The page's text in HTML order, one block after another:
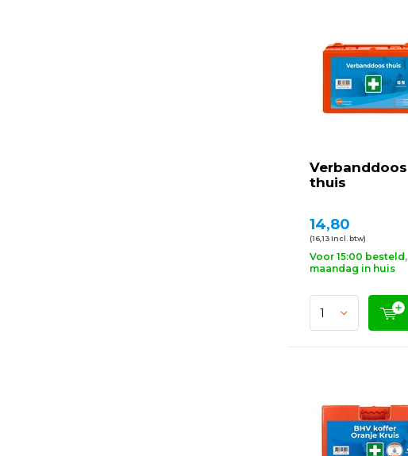
Verbanddoos
thuis
14,80
(16,13 Incl. btw)
Voor 15:00 besteld,
maandag in huis